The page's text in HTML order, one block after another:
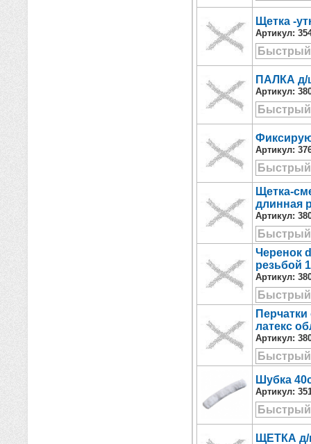
Щетка -
Артикул:
ПАЛКА д/
Артикул:
Артикул:
Щетка-
длинная
Артикул:
Черенок
резьбой
Артикул:
латекс
Артикул:
Шубка
Артикул:
ЩЕТКА д/